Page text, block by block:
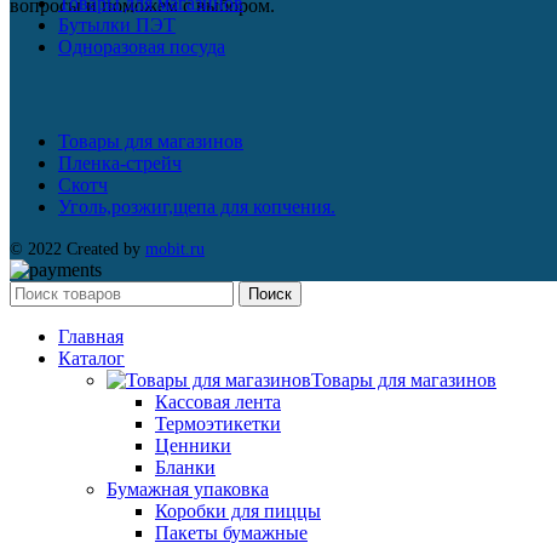
вопросы и поможем с выбором.
Бутылки ПЭТ
Одноразовая посуда
Товары для магазинов
Пленка-стрейч
Скотч
Уголь,розжиг,щепа для копчения.
© 2022 Created by mobit.ru
Поиск
Главная
Каталог
Товары для магазинов
Кассовая лента
Термоэтикетки
Ценники
Бланки
Бумажная упаковка
Коробки для пиццы
Пакеты бумажные